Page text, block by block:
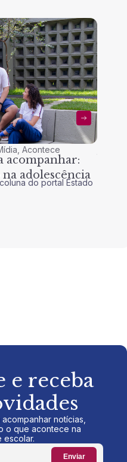
,Acontece
acompanhar:
adolescência
do portal Estado
e receba
notícias,
o que acontece na
escolar.
Enviar